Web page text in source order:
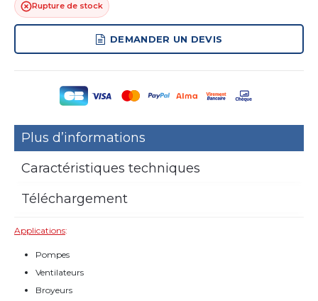
Rupture de stock
DEMANDER UN DEVIS
Plus d’informations
Caractéristiques techniques
Téléchargement
Applications:
Pompes
Ventilateurs
Broyeurs